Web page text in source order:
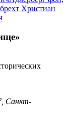
Христиан
Санкт-